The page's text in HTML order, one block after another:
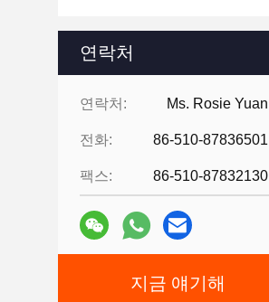
연락처
연락처: Ms. Rosie Yuan
전화: 86-510-87836501
팩스: 86-510-87832130
지금 얘기해